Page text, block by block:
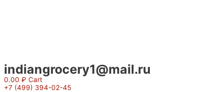
indiangrocery1@mail.ru
0.00 ₽ Cart
+7 (499) 394-02-45